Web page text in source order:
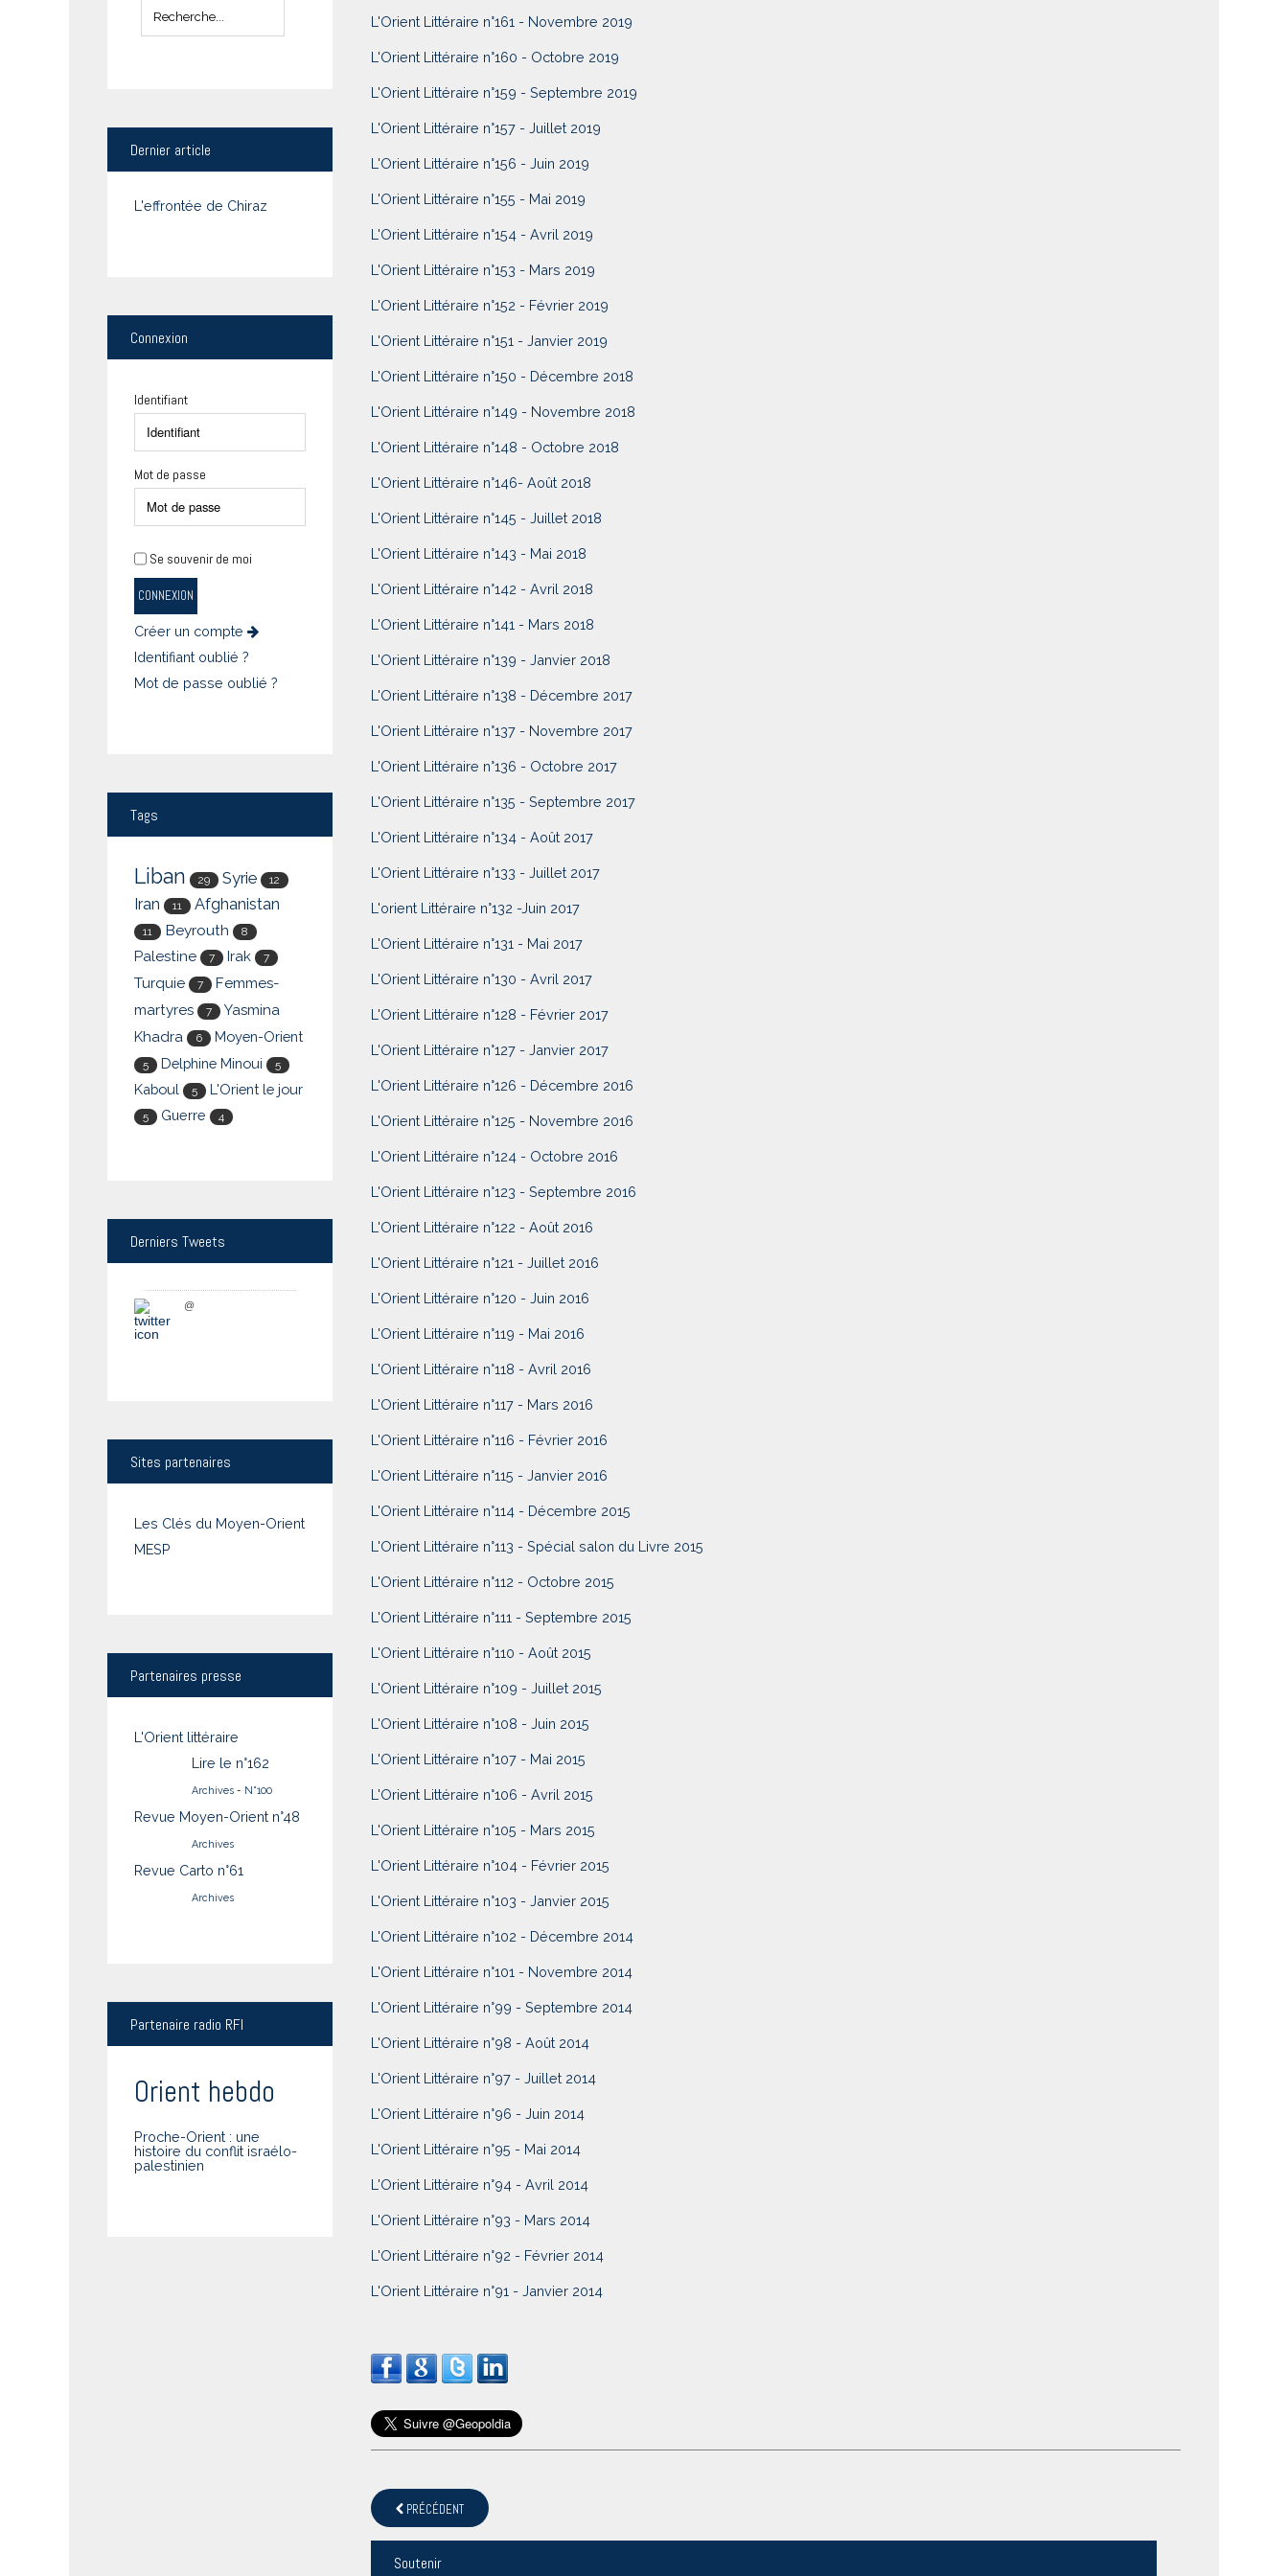
L'Orient Littéraire n°161 - Novembre 2019
L'Orient Littéraire n°160 - Octobre 2019
L'Orient Littéraire n°159 - Septembre 2019
L'Orient Littéraire n°157 - Juillet 2019
L'Orient Littéraire n°156 - Juin 2019
L'Orient Littéraire n°155 - Mai 2019
L'Orient Littéraire n°154 - Avril 2019
L'Orient Littéraire n°153 - Mars 2019
L'Orient Littéraire n°152 - Février 2019
L'Orient Littéraire n°151 - Janvier 2019
L'Orient Littéraire n°150 - Décembre 2018
L'Orient Littéraire n°149 - Novembre 2018
L'Orient Littéraire n°148 - Octobre 2018
L'Orient Littéraire n°146- Août 2018
L'Orient Littéraire n°145 - Juillet 2018
L'Orient Littéraire n°143 - Mai 2018
L'Orient Littéraire n°142 - Avril 2018
L'Orient Littéraire n°141 - Mars 2018
L'Orient Littéraire n°139 - Janvier 2018
L'Orient Littéraire n°138 - Décembre 2017
L'Orient Littéraire n°137 - Novembre 2017
L'Orient Littéraire n°136 - Octobre 2017
L'Orient Littéraire n°135 - Septembre 2017
L'Orient Littéraire n°134 - Août 2017
L'Orient Littéraire n°133 - Juillet 2017
L'orient Littéraire n°132 -Juin 2017
L'Orient Littéraire n°131 - Mai 2017
L'Orient Littéraire n°130 - Avril 2017
L'Orient Littéraire n°128 - Février 2017
L'Orient Littéraire n°127 - Janvier 2017
L'Orient Littéraire n°126 - Décembre 2016
L'Orient Littéraire n°125 - Novembre 2016
L'Orient Littéraire n°124 - Octobre 2016
L'Orient Littéraire n°123 - Septembre 2016
L'Orient Littéraire n°122 - Août 2016
L'Orient Littéraire n°121 - Juillet 2016
L'Orient Littéraire n°120 - Juin 2016
L'Orient Littéraire n°119 - Mai 2016
L'Orient Littéraire n°118 - Avril 2016
L'Orient Littéraire n°117 - Mars 2016
L'Orient Littéraire n°116 - Février 2016
L'Orient Littéraire n°115 - Janvier 2016
L'Orient Littéraire n°114 - Décembre 2015
L'Orient Littéraire n°113 - Spécial salon du Livre 2015
L'Orient Littéraire n°112 - Octobre 2015
L'Orient Littéraire n°111 - Septembre 2015
L'Orient Littéraire n°110 - Août 2015
L'Orient Littéraire n°109 - Juillet 2015
L'Orient Littéraire n°108 - Juin 2015
L'Orient Littéraire n°107 - Mai 2015
L'Orient Littéraire n°106 - Avril 2015
L'Orient Littéraire n°105 - Mars 2015
L'Orient Littéraire n°104 - Février 2015
L'Orient Littéraire n°103 - Janvier 2015
L'Orient Littéraire n°102 - Décembre 2014
L'Orient Littéraire n°101 - Novembre 2014
L'Orient Littéraire n°99 - Septembre 2014
L'Orient Littéraire n°98 - Août 2014
L'Orient Littéraire n°97 - Juillet 2014
L'Orient Littéraire n°96 - Juin 2014
L'Orient Littéraire n°95 - Mai 2014
L'Orient Littéraire n°94 - Avril 2014
L'Orient Littéraire n°93 - Mars 2014
L'Orient Littéraire n°92 - Février 2014
L'Orient Littéraire n°91 - Janvier 2014
PRÉCÉDENT
Soutenir
Dernier article
L'effrontée de Chiraz
Connexion
Identifiant
Mot de passe
Se souvenir de moi
CONNEXION
Créer un compte
Identifiant oublié ?
Mot de passe oublié ?
Tags
Liban 29 Syrie 12
Iran 11 Afghanistan
11 Beyrouth 8
Palestine 7 Irak 7
Turquie 7
Femmes-
martyres
7
Yasmina
Khadra
6 Moyen-Orient
5 Delphine Minoui 5
Kaboul 5 L'Orient le jour
5 Guerre 4
Derniers Tweets
@
Sites partenaires
Les Clés du Moyen-Orient
MESP
Partenaires presse
L'Orient littéraire
Lire le n°162
Archives - N°100
Revue Moyen-Orient n°48
Archives
Revue Carto n°61
Archives
Partenaire radio RFI
Orient hebdo
Proche-Orient : une
histoire du conflit israélo-
palestinien